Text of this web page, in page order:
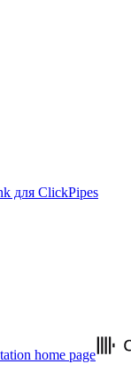
для ClickPipes
home page